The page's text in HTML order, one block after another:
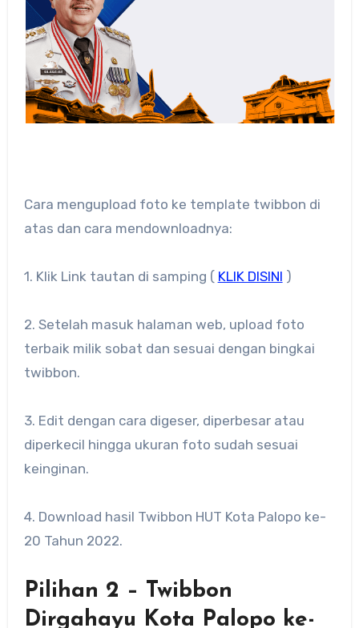
Cara mengupload foto ke template twibbon di
atas dan cara mendownloadnya:
1. Klik Link tautan di samping ( KLIK DISINI )
2. Setelah masuk halaman web, upload foto
terbaik milik sobat dan sesuai dengan bingkai
twibbon.
3. Edit dengan cara digeser, diperbesar atau
diperkecil hingga ukuran foto sudah sesuai
keinginan.
4. Download hasil Twibbon HUT Kota Palopo ke-
20 Tahun 2022.
Pilihan 2 – Twibbon
Dirgahayu Kota Palopo ke-